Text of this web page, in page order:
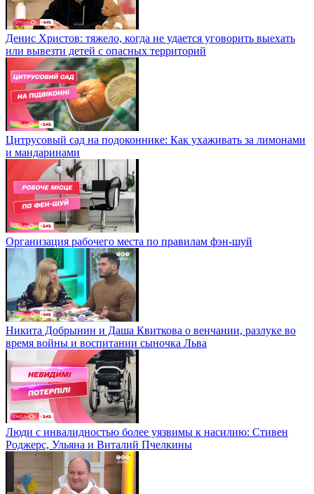
Денис Христов: тяжело, когда не удается уговорить выехать
или вывезти детей с опасных территорий
Цитрусовый сад на подоконнике: Как ухаживать за лимонами
и мандаринами
Организация рабочего места по правилам фэн-шуй
Никита Добрынин и Даша Квиткова о венчании, разлуке во
время войны и воспитании сыночка Льва
Люди с инвалидностью более уязвимы к насилию: Стивен
Роджерс, Ульяна и Виталий Пчелкины